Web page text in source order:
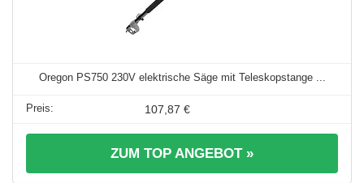
Oregon PS750 230V elektrische Säge mit Teleskopstange ...
107,87 €
ZUM TOP ANGEBOT »